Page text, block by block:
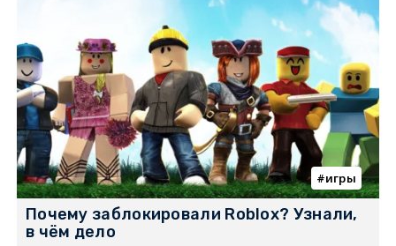
игры
Почему заблокировали Roblox? Узнали,
в чём дело